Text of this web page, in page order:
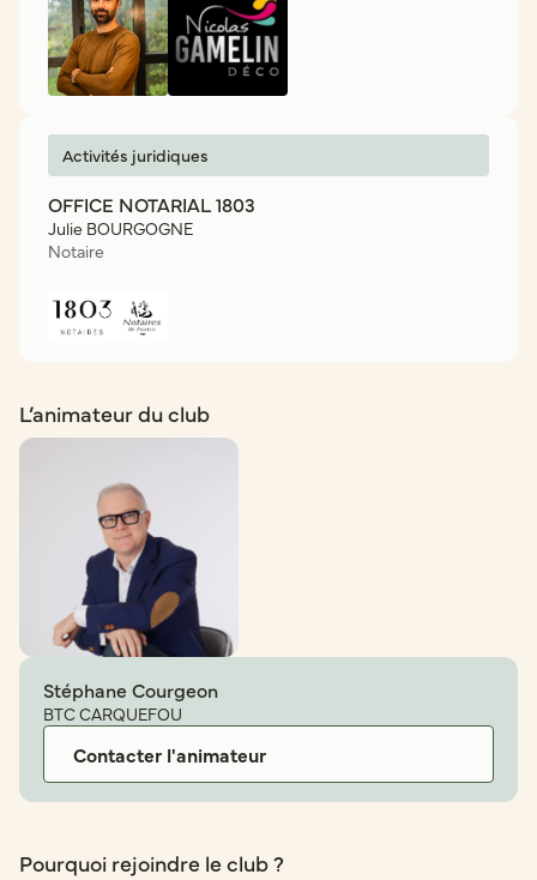
Activités juridiques
OFFICE NOTARIAL 1803
Julie BOURGOGNE
Notaire
L’animateur du club
Stéphane Courgeon
BTC CARQUEFOU
Contacter l'animateur
Pourquoi rejoindre le club ?